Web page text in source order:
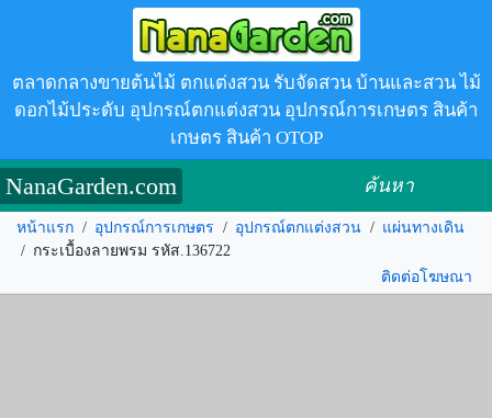
ตลาดกลางขายต้นไม้ ตกแต่งสวน รับจัดสวน บ้านและสวน ไม้
ดอกไม้ประดับ อุปกรณ์ตกแต่งสวน อุปกรณ์การเกษตร สินค้า
เกษตร สินค้า OTOP
NanaGarden.com ค้นหา
หน้าแรก / อุปกรณ์การเกษตร / อุปกรณ์ตกแต่งสวน / แผ่นทางเดิน
/ กระเบื้องลายพรม รหัส.136722
ติดต่อโฆษณา